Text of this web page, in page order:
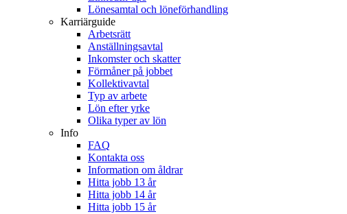
Lönesamtal och löneförhandling
Karriärguide
Arbetsrätt
Anställningsavtal
Inkomster och skatter
Förmåner på jobbet
Kollektivavtal
Typ av arbete
Lön efter yrke
Olika typer av lön
Info
FAQ
Kontakta oss
Information om åldrar
Hitta jobb 13 år
Hitta jobb 14 år
Hitta jobb 15 år